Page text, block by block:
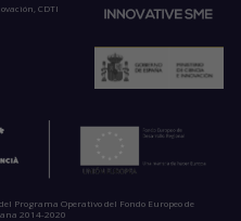
CDTI
Programa Operativo del Fondo Europeo de
2014-2020